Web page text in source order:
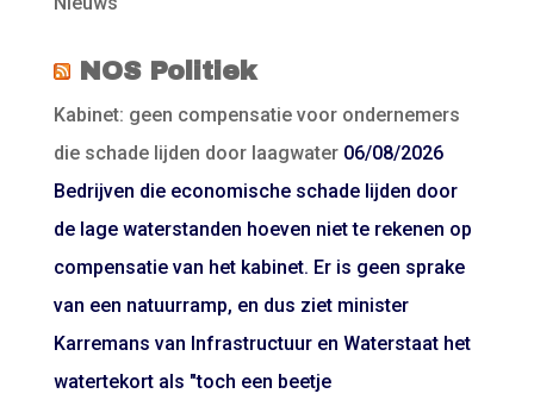
NOS Politiek
Kabinet: geen compensatie voor ondernemers
die schade lijden door laagwater 06/08/2026
Bedrijven die economische schade lijden door
de lage waterstanden hoeven niet te rekenen op
compensatie van het kabinet. Er is geen sprake
van een natuurramp, en dus ziet minister
Karremans van Infrastructuur en Waterstaat het
watertekort als "toch een beetje